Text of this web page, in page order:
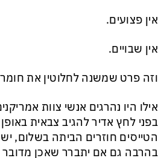
אין פצועים.
אין שבויים.
וזה פרט שמשנה לחלוטין את
אילו היו נהרגים אנשי צוות
בפני לחץ אדיר להגיב צבאית
הטייסים חוזרים הביתה בשלום,
בהרבה גם אם יתברר שאכן מדובר